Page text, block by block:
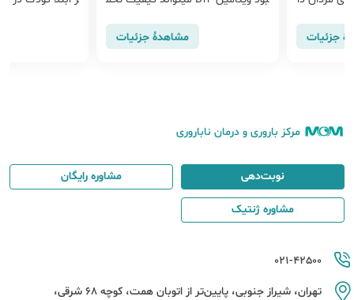
شجزئیات
ل‌های ویتامین D عبارتند از...
مشاهدهٔ جزئیات
مرکز باروری و درمان ناباروری
021-42500
تهران، شیراز جنوبی، پایین‌تر از اتوبان همت، کوچه 68 شرقی،
نوبت‌دهی مشاوره رایگان
مشاوره ژنتیک